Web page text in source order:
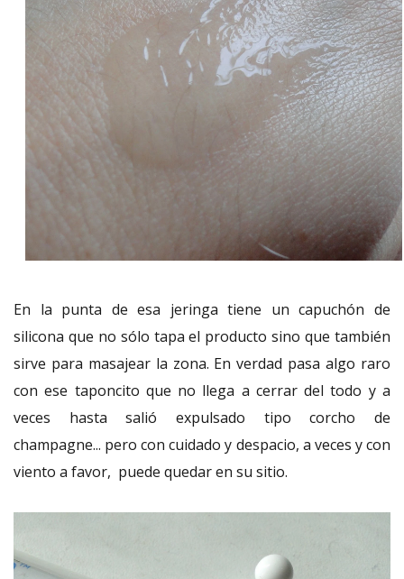
En la punta de esa jeringa tiene un capuchón de
silicona que no sólo tapa el producto sino que también
sirve para masajear la zona. En verdad pasa algo raro
con ese taponcito que no llega a cerrar del todo y a
veces hasta salió expulsado tipo corcho de
champagne... pero con cuidado y despacio, a veces y con
viento a favor, puede quedar en su sitio.